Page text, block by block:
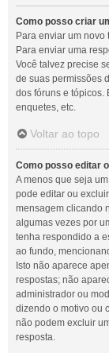
Como posso criar
Para enviar um novo
Para enviar uma
Você talvez precise
de suas permissões
dos fóruns e tópicos.
enquetes, etc.
Voltar ao topo
Como posso editar
A menos que seja
pode editar ou
mensagem clicando
algumas vezes por
tenha respondido a
ao fundo,
Isto não aparece
respostas; não
administrador ou
dizendo o motivo ou
não podem excluir
resposta.